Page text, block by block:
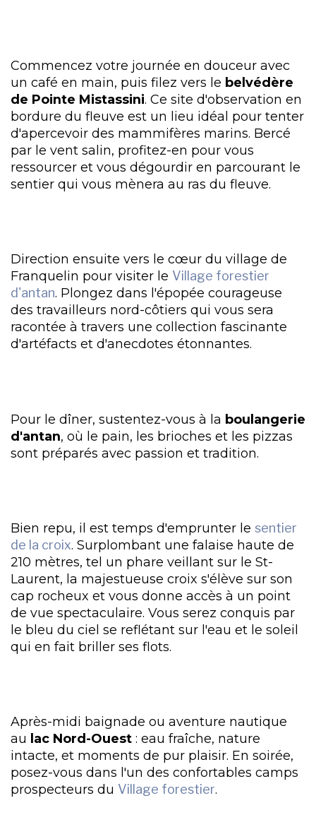
Commencez votre journée en douceur avec
un café en main, puis filez vers le belvédère
de Pointe Mistassini. Ce site d'observation en
bordure du fleuve est un lieu idéal pour tenter
d'apercevoir des mammifères marins. Bercé
par le vent salin, profitez-en pour vous
ressourcer et vous dégourdir en parcourant le
sentier qui vous mènera au ras du fleuve.
Direction ensuite vers le cœur du village de
Franquelin pour visiter le Village forestier
d'antan. Plongez dans l'épopée courageuse
des travailleurs nord-côtiers qui vous sera
racontée à travers une collection fascinante
d'artéfacts et d'anecdotes étonnantes.
Pour le dîner, sustentez-vous à la boulangerie
d'antan, où le pain, les brioches et les pizzas
sont préparés avec passion et tradition.
Bien repu, il est temps d'emprunter le sentier
de la croix. Surplombant une falaise haute de
210 mètres, tel un phare veillant sur le St-
Laurent, la majestueuse croix s'élève sur son
cap rocheux et vous donne accès à un point
de vue spectaculaire. Vous serez conquis par
le bleu du ciel se reflétant sur l'eau et le soleil
qui en fait briller ses flots.
Après-midi baignade ou aventure nautique
au
lac Nord-Ouest : eau fraîche, nature
intacte, et moments de pur plaisir. En soirée,
posez-vous dans l'un des confortables camps
prospecteurs du Village forestier.